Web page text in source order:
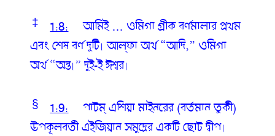
‡ 1:8: আমিই … ওমিগাগ্রীক বর্ণমালার প্রথম
এবং শেষ বর্ণ দুটি৷ আল্ফা অর্থ “আদি,” ওমিগা
অর্থ “অন্ত৷” দুই-ই ঈশ্বর৷
§ 1:9: পাটম্এশিয়া মাইনরের (বর্তমান তুর্কী)
উপকূলবর্তী এইজিয়ান সমুদ্রের একটি ছোট দ্বীপ৷